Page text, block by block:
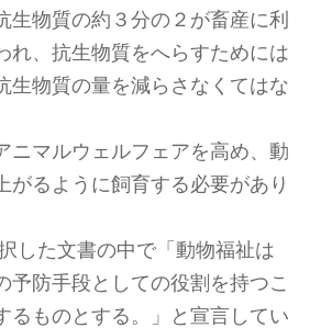
生物質の約３分の２が畜産に利
れ、抗生物質をへらすためには
生物質の量を減らさなくてはな
ニマルウェルフェアを高め、動
がるように飼育する必要があり
した文書の中で「動物福祉は
予防手段としての役割を持つこ
るものとする。」と宣言してい